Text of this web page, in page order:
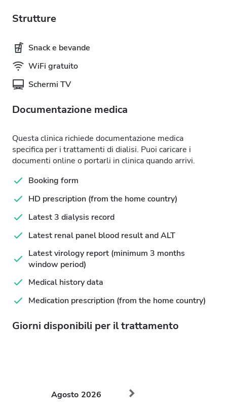
Strutture
Snack e bevande
WiFi gratuito
Schermi TV
Documentazione medica
Questa clinica richiede documentazione medica
specifica per i trattamenti di dialisi. Puoi caricare i
documenti online o portarli in clinica quando arrivi.
Booking form
HD prescription (from the home country)
Latest 3 dialysis record
Latest renal panel blood result and ALT
Latest virology report (minimum 3 months
window period)
Medical history data
Medication prescription (from the home country)
Giorni disponibili per il trattamento
Agosto 2026